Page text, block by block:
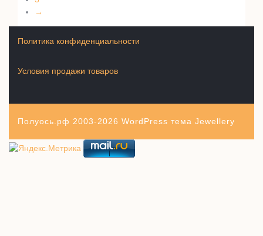
→
Условия продажи товаров
Политика конфиденциальности
Полуось.рф 2003-2026 WordPress тема Jewellery